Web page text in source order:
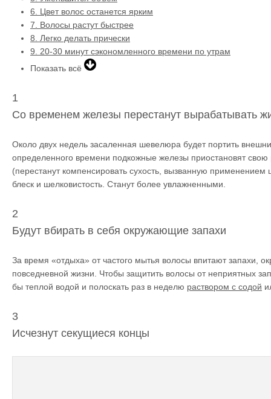
6. Цвет волос останется ярким
7. Волосы растут быстрее
8. Легко делать прически
9. 20-30 минут сэкономленного времени по утрам
Показать всё
1
Со временем железы перестанут вырабатывать
Около двух недель засаленная шевелюра будет портить
определенного времени подкожные железы приостановят свою
(перестанут компенсировать сухость, вызванную
блеск и шелковистость. Станут более увлажненными.
2
Будут вбирать в себя окружающие запахи
За время «отдыха» от частого мытья волосы впитают запахи,
повседневной жизни. Чтобы защитить волосы от неприятных
бы теплой водой и полоскать раз в неделю раствором с содой
3
Исчезнут секущиеся концы